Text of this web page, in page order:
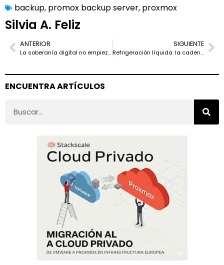
backup, promox backup server, proxmox
Silvia A. Feliz
ANTERIOR
La soberanía digital no empieza en la nube, empieza en el centro de datos
SIGUIENTE
Refrigeración líquida: la cadena oculta de los centros de datos de IA
ENCUENTRA ARTÍCULOS